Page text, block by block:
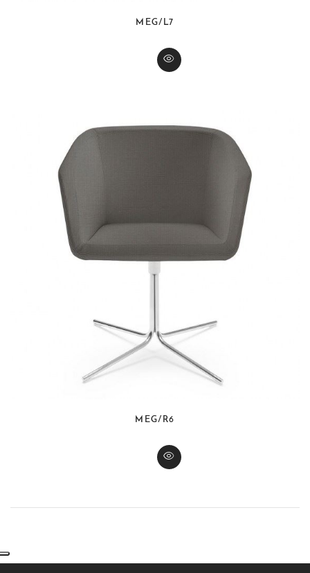
MEG/L7
MEG/R6